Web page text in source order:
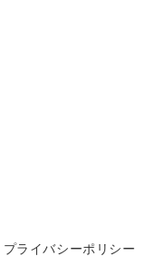
プライバシーポリシー